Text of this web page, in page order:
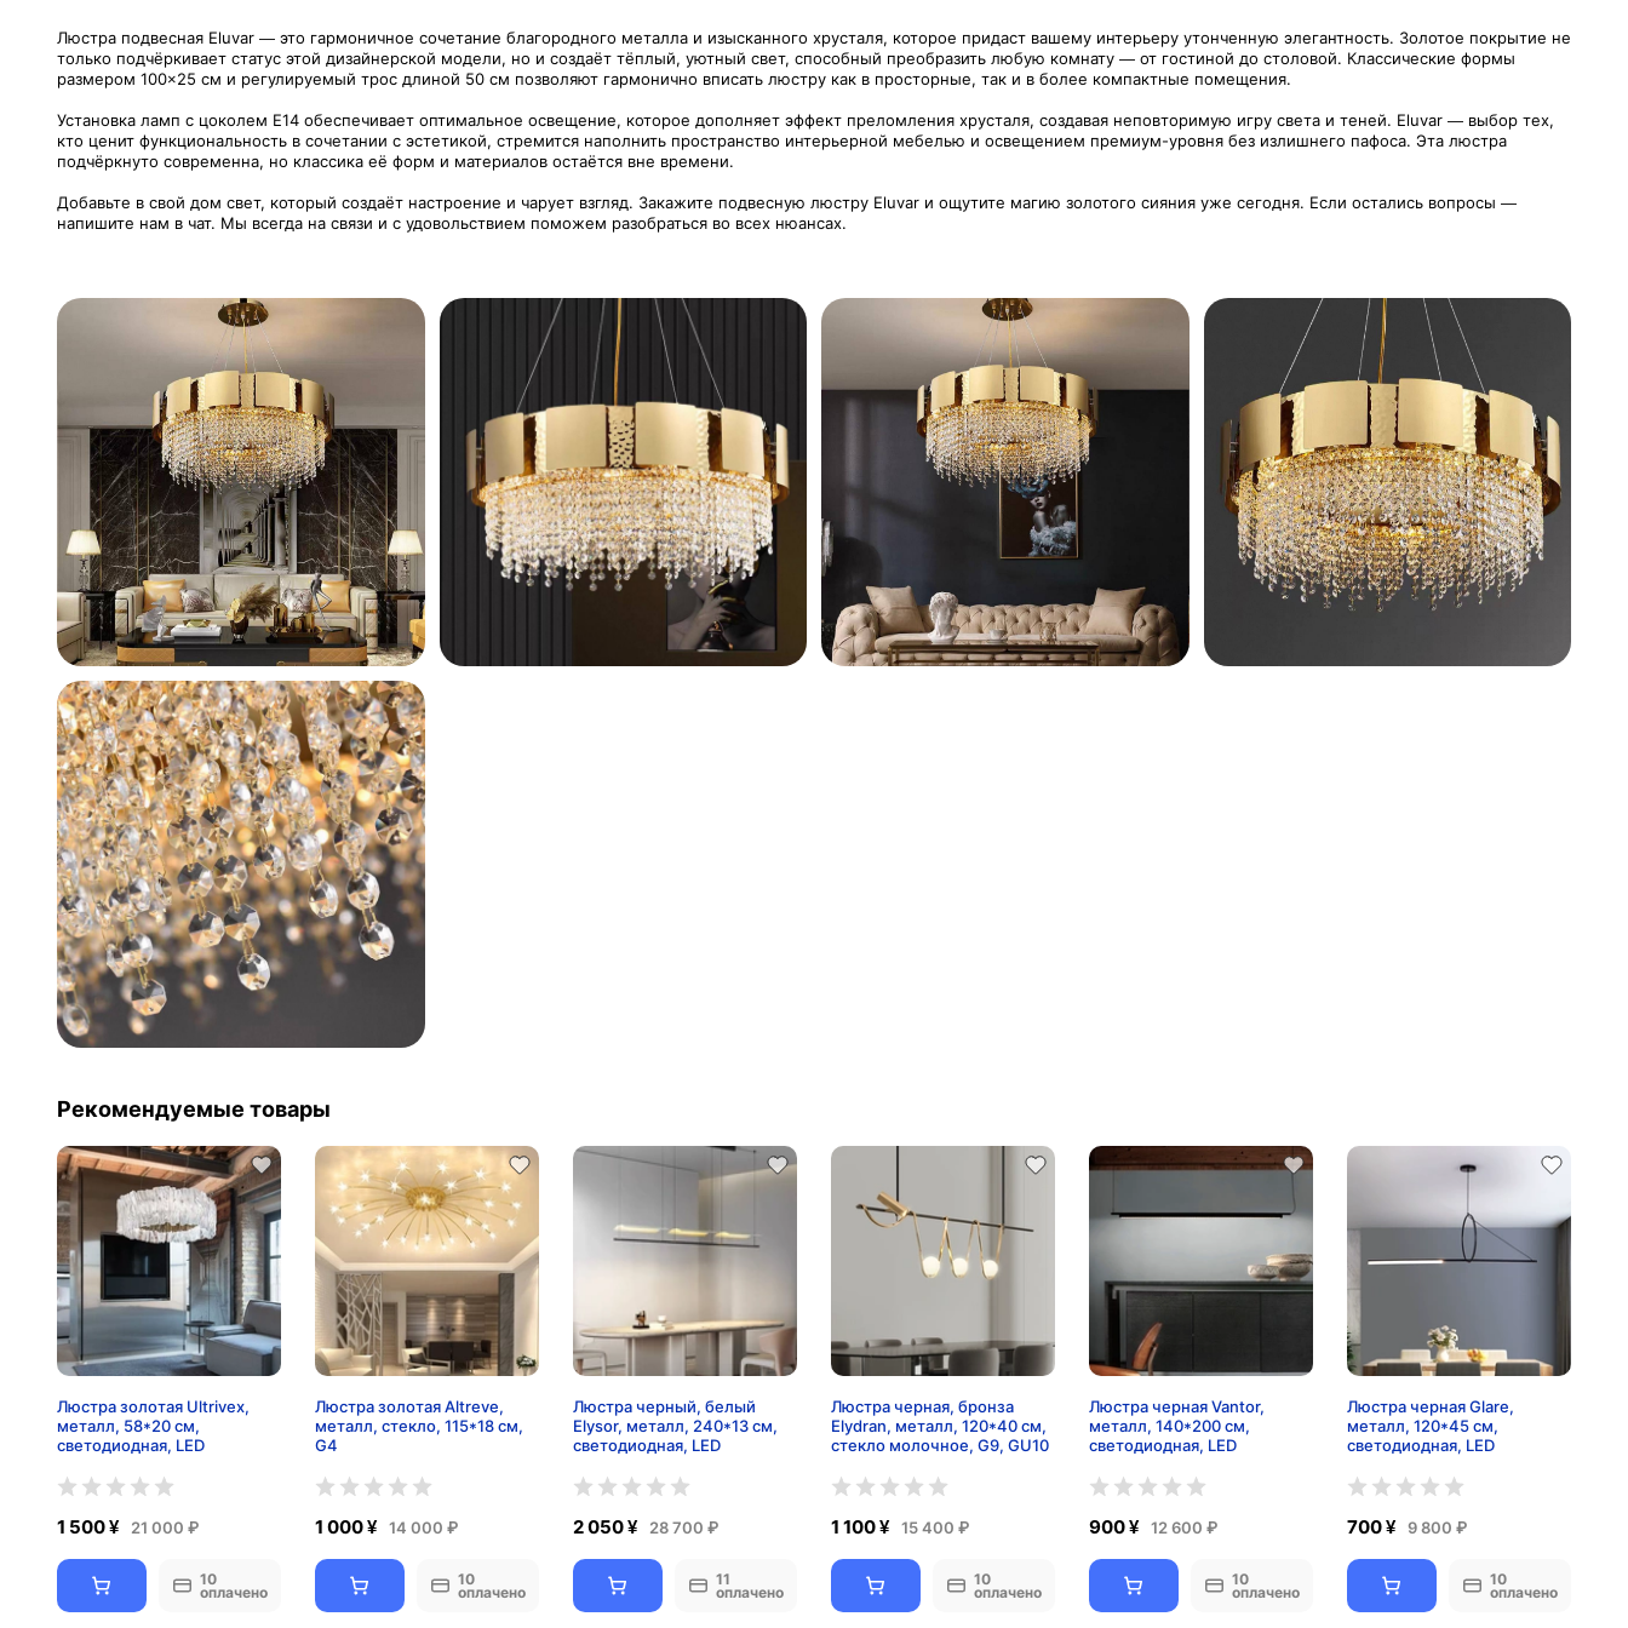
Люстра подвесная Eluvar — это гармоничное сочетание благородного металла и изысканного хрусталя, которое придаст вашему интерьеру утонченную элегантность. Золотое покрытие не
только подчёркивает статус этой дизайнерской модели, но и создаёт тёплый, уютный свет, способный преобразить любую комнату — от гостиной до столовой. Классические формы
размером 100×25 см и регулируемый трос длиной 50 см позволяют гармонично вписать люстру как в просторные, так и в более компактные помещения.
Установка ламп с цоколем Е14 обеспечивает оптимальное освещение, которое дополняет эффект преломления хрусталя, создавая неповторимую игру света и теней. Eluvar — выбор тех,
кто ценит функциональность в сочетании с эстетикой, стремится наполнить пространство интерьерной мебелью и освещением премиум-уровня без излишнего пафоса. Эта люстра
подчёркнуто современна, но классика её форм и материалов остаётся вне времени.
Добавьте в свой дом свет, который создаёт настроение и чарует взгляд. Закажите подвесную люстру Eluvar и ощутите магию золотого сияния уже сегодня. Если остались вопросы —
напишите нам в чат. Мы всегда на связи и с удовольствием поможем разобраться во всех нюансах.
Рекомендуемые товары
Люстра золотая Ultrivex,
металл, 58*20 см,
светодиодная, LED
1 500 ¥ 21 000 ₽
10
оплачено
Люстра золотая Altreve,
металл, стекло, 115*18 см,
G4
1 000 ¥ 14 000 ₽
10
оплачено
Люстра черный, белый
Elysor, металл, 240*13 см,
светодиодная, LED
2 050 ¥ 28 700 ₽
11
оплачено
Люстра черная, бронза
Elydran, металл, 120*40 см,
стекло молочное, G9, GU10
1 100 ¥ 15 400 ₽
10
оплачено
Люстра черная Vantor,
металл, 140*200 см,
светодиодная, LED
900 ¥ 12 600 ₽
10
оплачено
Люстра черная Glare,
металл, 120*45 см,
светодиодная, LED
700 ¥ 9 800 ₽
10
оплачено